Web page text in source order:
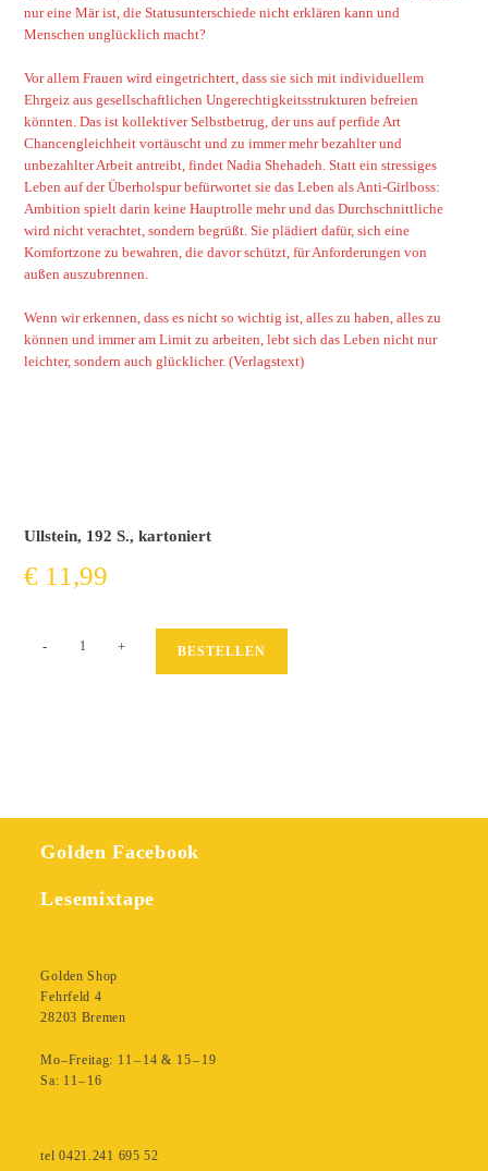
nur eine Mär ist, die Statusunterschiede nicht erklären kann und
Menschen unglücklich macht?
Vor allem Frauen wird eingetrichtert, dass sie sich mit individuellem
Ehrgeiz aus gesellschaftlichen Ungerechtigkeitsstrukturen befreien
könnten. Das ist kollektiver Selbstbetrug, der uns auf perfide Art
Chancengleichheit vortäuscht und zu immer mehr bezahlter und
unbezahlter Arbeit antreibt, findet Nadia Shehadeh. Statt ein stressiges
Leben auf der Überholspur befürwortet sie das Leben als Anti-Girlboss:
Ambition spielt darin keine Hauptrolle mehr und das Durchschnittliche
wird nicht verachtet, sondern begrüßt. Sie plädiert dafür, sich eine
Komfortzone zu bewahren, die davor schützt, für Anforderungen von
außen auszubrennen.
Wenn wir erkennen, dass es nicht so wichtig ist, alles zu haben, alles zu
können und immer am Limit zu arbeiten, lebt sich das Leben nicht nur
leichter, sondern auch glücklicher. (Verlagstext)
Ullstein, 192 S., kartoniert
€ 11,99
- + BESTELLEN
Golden Facebook
Lesemixtape
Golden Shop
Fehrfeld 4
28203 Bremen
Mo–Freitag: 11 – 14 & 15 – 19
Sa: 11– 16
tel 0421.241 695 52